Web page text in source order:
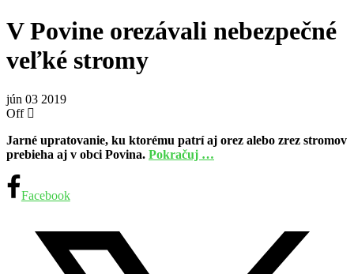
V Povine orezávali nebezpečné
veľké stromy
jún 03 2019
Off
Jarné upratovanie, ku ktorému patrí aj orez alebo zrez stromov
prebieha aj v obci Povina. Pokračuj …
Facebook